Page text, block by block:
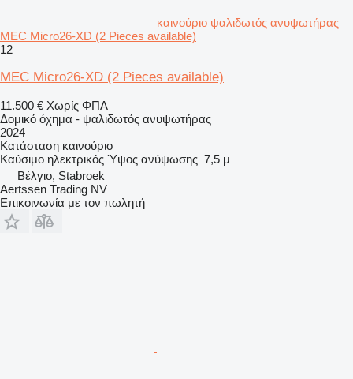
καινούριο ψαλιδωτός ανυψωτήρας
MEC Micro26-XD (2 Pieces available)
12
MEC Micro26-XD (2 Pieces available)
11.500 € Χωρίς ΦΠΑ
Δομικό όχημα - ψαλιδωτός ανυψωτήρας
2024
Κατάσταση καινούριο
Καύσιμο ηλεκτρικός Ύψος ανύψωσης 7,5 μ
Βέλγιο, Stabroek
Aertssen Trading NV
Επικοινωνία με τον πωλητή